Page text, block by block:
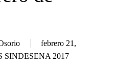
febrero 21,
SINDESENA 2017